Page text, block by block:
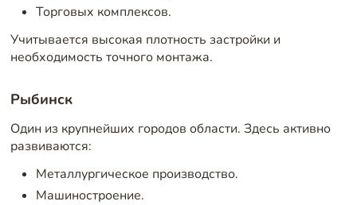
Торговых комплексов.
Учитывается высокая плотность застройки и
необходимость точного монтажа.
Рыбинск
Один из крупнейших городов области. Здесь активно
развиваются:
Металлургическое производство.
Машиностроение.